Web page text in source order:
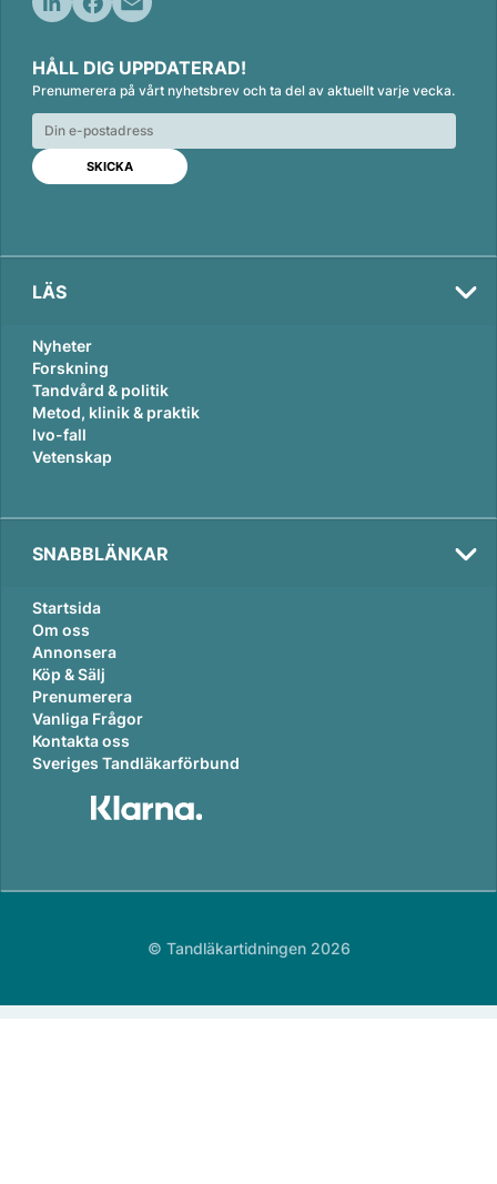
n
k
e
d
n
c
e
b
o
o
k
a
i
l
HÅLL DIG UPPDATERAD!
Prenumerera på vårt nyhetsbrev och ta del av aktuellt varje vecka.
LÄS
Nyheter
Forskning
Tandvård & politik
Metod, klinik & praktik
Ivo-fall
Vetenskap
SNABBLÄNKAR
Startsida
Om oss
Annonsera
Köp & Sälj
Prenumerera
Vanliga Frågor
Kontakta oss
Sveriges Tandläkarförbund
© Tandläkartidningen 2026